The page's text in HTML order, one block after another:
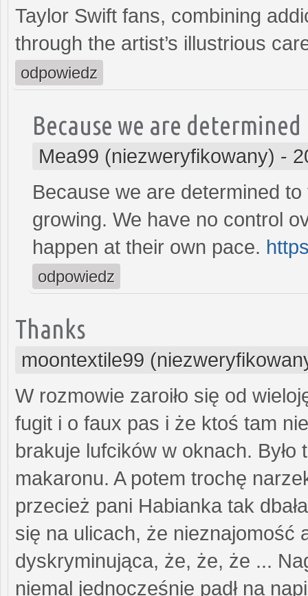
Taylor Swift fans, combining
through the artist’s illus­trious
odpowiedz
Because we are
Mea99 (niezweryfikowany) -
Because we are determined
growing. We have no control
happen at their own pace.
odpowiedz
Thanks
moontextile99
W rozmowie zaroiło się od
fugit i o faux pas i że ktoś tam
brakuje lufcików w oknach.
makaronu. A potem trochę
przecież pani Habianka tak
się na ulicach, że nieznajomość
dyskryminująca, że, że, że ...
niemal jednocześnie padł na